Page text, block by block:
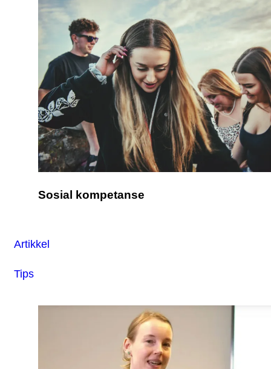
Sosial kompetanse
Artikkel
Tips